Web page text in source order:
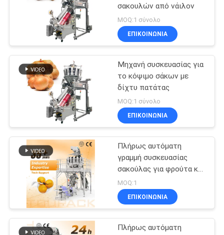
σακουλών από νάιλον
MOQ:1 σύνολο
ΕΠΙΚΟΙΝΩΝΙΑ
Μηχανή συσκευασίας για
το κόψιμο σάκων με
δίχτυ πατάτας
MOQ:1 σύνολο
ΕΠΙΚΟΙΝΩΝΙΑ
Πλήρως αυτόματη
γραμμή συσκευασίας
σακούλας για φρούτα και
λαχανικά
MOQ:1
ΕΠΙΚΟΙΝΩΝΙΑ
Πλήρως αυτόματη